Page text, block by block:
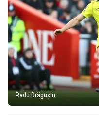
Radu Drăgușin